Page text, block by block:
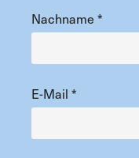
Nachname *
E-Mail *